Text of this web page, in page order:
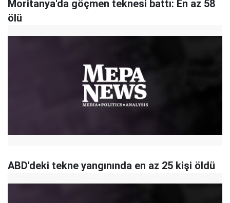
Moritanya'da göçmen teknesi battı: En az 58
ölü
ABD'deki tekne yangınında en az 25 kişi öldü